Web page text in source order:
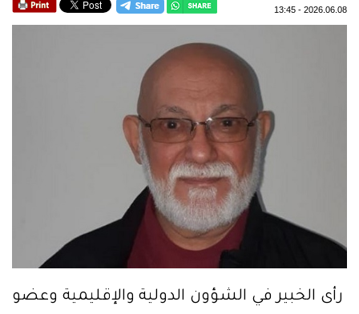
2026.06.08
-
13:45
رأى الخبير في الشؤون الدولية والإقليمية وعضو